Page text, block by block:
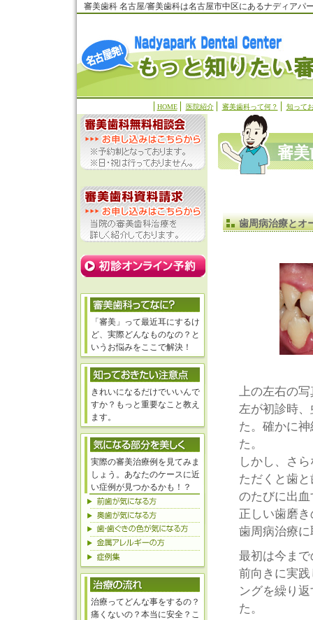
審美歯科 名古屋/審美歯科は名古屋市中区にあるナディアパ
HOME 医院紹介 審美歯科って何？ 知って
審
歯周病治療とオ
上の左右の
左が初診時
た。確かに
た。
しかし、さ
ただくと歯
のたびに出
正しい歯磨
歯周病治療
最初は今ま
前向きに実
ングを繰り
た。
「審美」って最近耳にするけ
ど、実際どんなものなの？と
いうお悩みをここで解決！
きれいになるだけでいいんで
すか？もっと重要なこと教え
ます。
実際の審美治療例を見てみま
しょう。あなたのケースに近
い症例が見つかるかも！？
治療ってどんな事をするの？
痛くないの？本当に安全？こ